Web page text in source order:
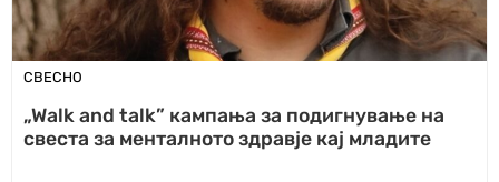
СВЕСНО
„Walk and talk” кампања за подигнување на
свеста за менталното здравје кај младите